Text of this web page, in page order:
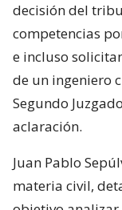
decisión del
competencias
e incluso
de un ingeniero
Segundo
aclaración.
Juan Pablo
materia civil,